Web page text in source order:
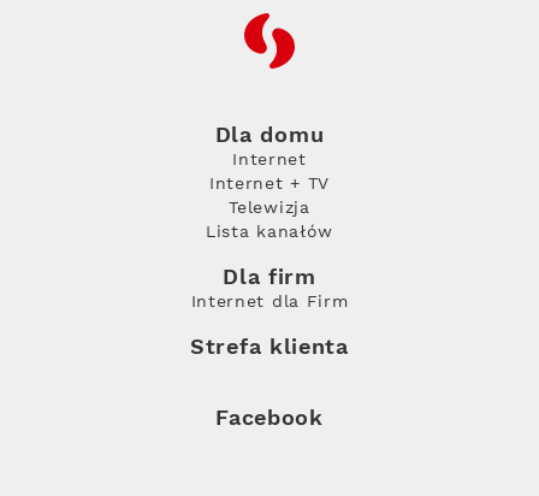
RFC
Dla domu
Internet
Internet + TV
Telewizja
Lista kanałów
Dla firm
Internet dla Firm
Strefa klienta
Facebook